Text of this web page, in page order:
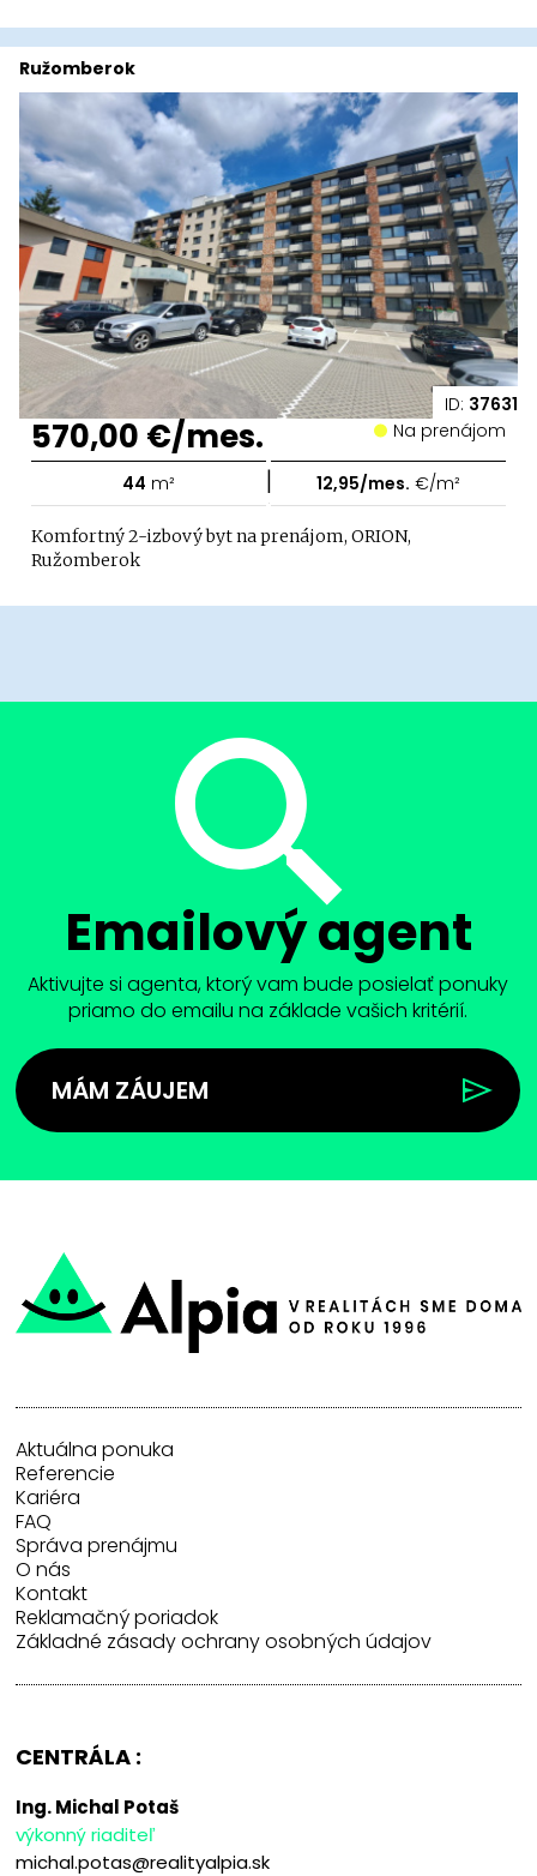
ID: 37631
Ružomberok
570,00 €/mes. Na prenájom
44 m² | 12,95/mes. €/m²
Komfortný 2-izbový byt na prenájom, ORION,
Ružomberok
Emailový agent
Aktivujte si agenta, ktorý vam bude posielať ponuky
priamo do emailu na základe vašich kritérií.
MÁM ZÁUJEM
Aktuálna ponuka
Referencie
Kariéra
FAQ
Správa prenájmu
O nás
Kontakt
Reklamačný poriadok
Základné zásady ochrany osobných údajov
CENTRÁLA :
Ing. Michal Potaš
výkonný riaditeľ
michal.potas@realityalpia.sk